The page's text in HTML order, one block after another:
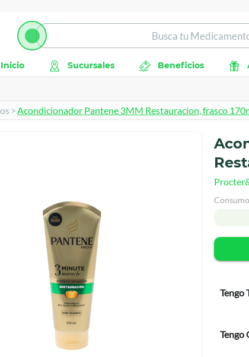
Inicio Sucursales Beneficios
>Acondicionador Pantene 3MM Restauracion, frasco
Consumo
Tengo
Tengo